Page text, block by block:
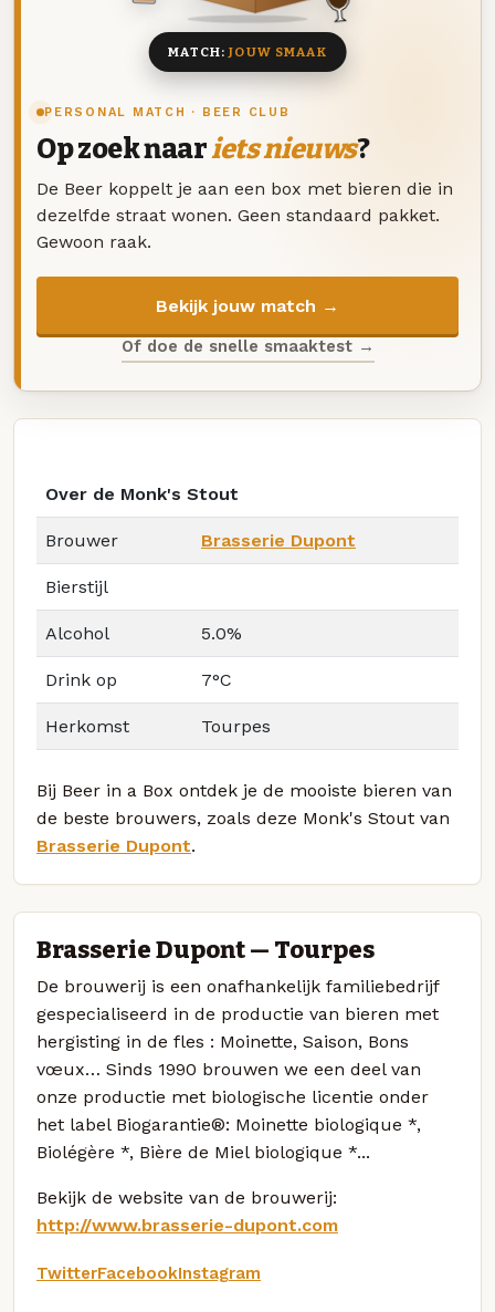
PERSONAL MATCH · BEER CLUB
Op zoek naariets nieuws?
De Beer koppelt je aan een box met bieren die in
dezelfde straat wonen. Geen standaard pakket.
Gewoon raak.
Bekijk jouw match →
Of doe de snelle smaaktest →
MATCH:JOUW SMAAK
Over de Monk's Stout
Brouwer Brasserie Dupont
Bierstijl
Alcohol 5.0%
Drink op 7°C
Herkomst Tourpes
Bij Beer in a Box ontdek je de mooiste bieren van
de beste brouwers, zoals deze Monk's Stout van
Brasserie Dupont.
Brasserie Dupont — Tourpes
De brouwerij is een onafhankelijk familiebedrijf
gespecialiseerd in de productie van bieren met
hergisting in de fles : Moinette, Saison, Bons
vœux… Sinds 1990 brouwen we een deel van
onze productie met biologische licentie onder
het label Biogarantie®: Moinette biologique *,
Biolégère *, Bière de Miel biologique *...
Bekijk de website van de brouwerij:
http://www.brasserie-dupont.com
TwitterFacebookInstagram